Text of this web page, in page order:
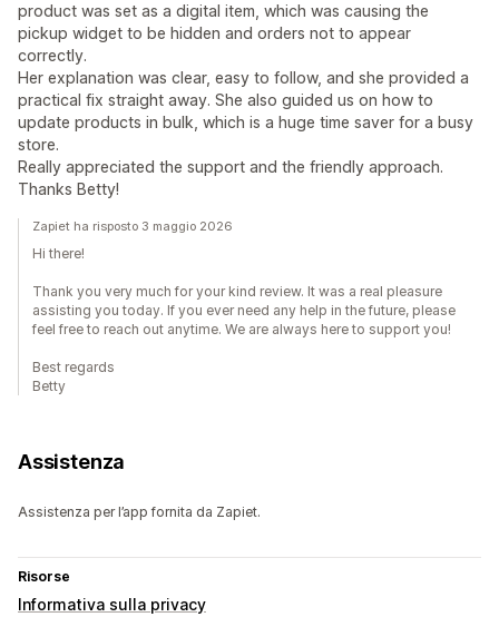
product was set as a digital item, which was causing the
pickup widget to be hidden and orders not to appear
correctly.
Her explanation was clear, easy to follow, and she provided a
practical fix straight away. She also guided us on how to
update products in bulk, which is a huge time saver for a busy
store.
Really appreciated the support and the friendly approach.
Thanks Betty!
Zapiet ha risposto 3 maggio 2026
Hi there!
Thank you very much for your kind review. It was a real pleasure
assisting you today. If you ever need any help in the future, please
feel free to reach out anytime. We are always here to support you!
Best regards
Betty
Assistenza
Assistenza per l’app fornita da Zapiet.
Risorse
Informativa sulla privacy